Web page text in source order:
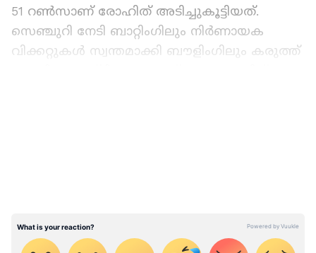
51 റണ്‍സാണ് രോഹിത് അടിച്ചുകൂട്ടിയത്.
സെഞ്ചുറി നേടി ബാറ്റിംഗിലും നിര്‍ണായക
വിക്കറ്റുകള്‍ സ്വന്തമാക്കി ബൗളിംഗിലും കരുത്ത്
ഇന്ത്യക്ക് മുന്നില്‍ 272 റണ്‍സിന്‍റെ കൂറ്റന്‍